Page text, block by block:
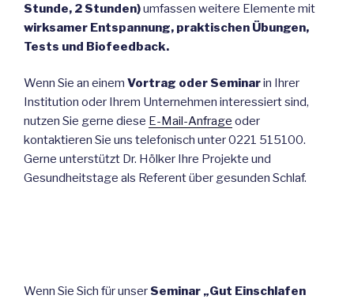
Stunde, 2 Stunden)umfassen weitere Elemente mit
wirksamer Entspannung, praktischen Übungen,
Tests und Biofeedback.
Wenn Sie an einem Vortrag oder Seminarin Ihrer
Institution oder Ihrem Unternehmen interessiert sind,
nutzen Sie gerne diese E-Mail-Anfrage oder
kontaktieren Sie uns telefonisch unter 0221 515100.
Gerne unterstützt Dr. Hölker Ihre Projekte und
Gesundheitstage als Referent über gesunden Schlaf.
Wenn Sie Sich für unser Seminar „Gut Einschlafen